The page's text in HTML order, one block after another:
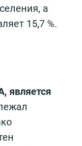
а
15,7 %.
является